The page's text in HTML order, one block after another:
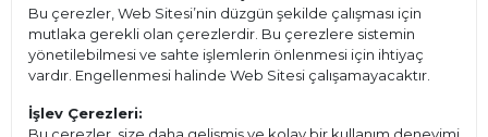
Bu çerezler, Web Sitesi’nin düzgün şekilde çalışması için
mutlaka gerekli olan çerezlerdir. Bu çerezlere sistemin
yönetilebilmesi ve sahte işlemlerin önlenmesi için ihtiyaç
vardır. Engellenmesi halinde Web Sitesi çalışamayacaktır.
İşlev Çerezleri: